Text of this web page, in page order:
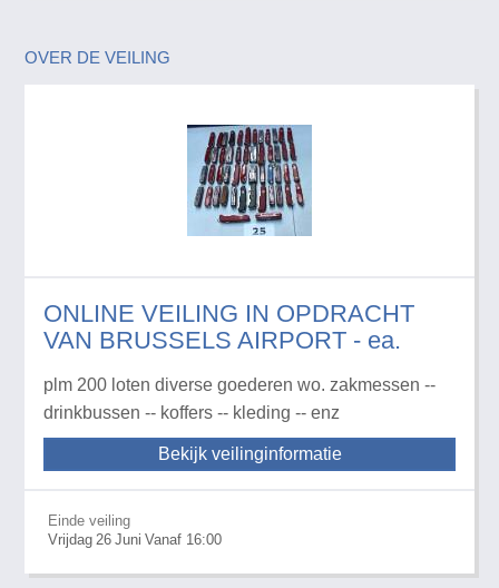
OVER DE VEILING
ONLINE VEILING IN OPDRACHT
VAN BRUSSELS AIRPORT - ea.
plm 200 loten diverse goederen wo. zakmessen --
drinkbussen -- koffers -- kleding -- enz
Bekijk veilinginformatie
Einde veiling
Vrijdag 26 Juni Vanaf 16:00